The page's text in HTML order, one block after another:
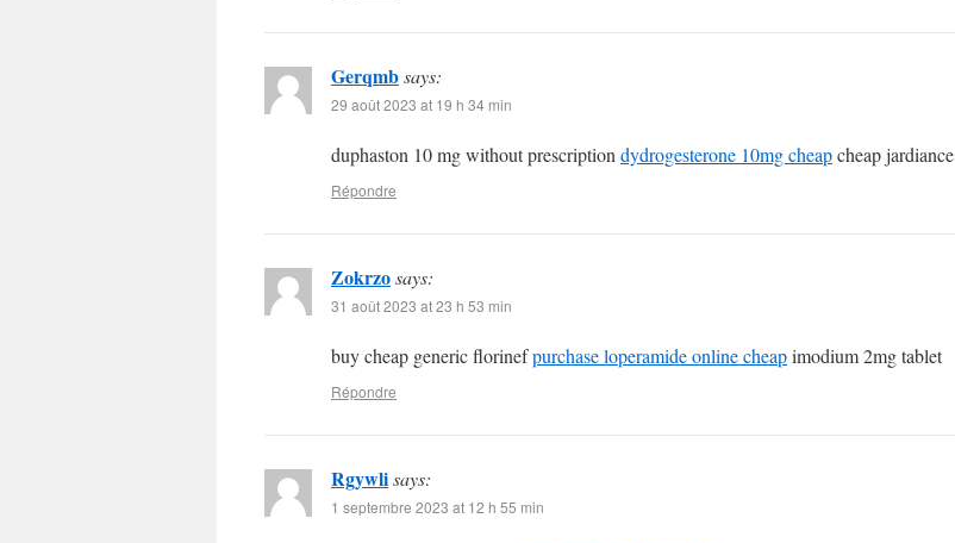
Gerqmbsays:
29 août 2023 at 19 h 34 min
duphaston 10 mg without prescription dydrogesterone 10mg cheapcheap jardiance
Répondre
Zokrzosays:
31 août 2023 at 23 h 53 min
buy cheap generic florinefpurchase loperamide online cheapimodium 2mg tablet
Répondre
Rgywlisays:
1 septembre 2023 at 12 h 55 min